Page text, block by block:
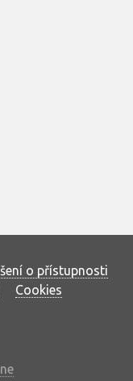
o přístupnosti
Cookies